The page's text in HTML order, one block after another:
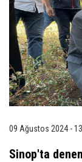
09 Ağustos 2024 -
Sinop'ta